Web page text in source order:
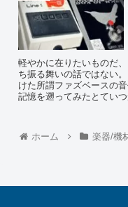
軽やかに在りたいものだ
ち振る舞いの話ではない
けた所謂ファズベースの
記憶を遡ってみたとてい
ホーム 楽器/機